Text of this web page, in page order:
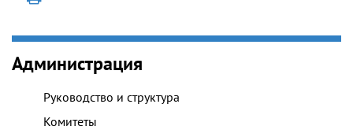
Администрация
Руководство и структура
Комитеты